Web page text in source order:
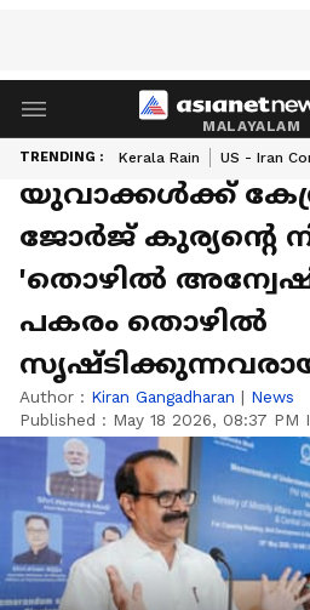
MALAYALAM
TRENDING : Kerala Rain US - Iran
യുവാക്കൾക്ക്
ജോർജ് കുര്യൻ്റെ
'തൊഴില്‍
പകരം തൊഴിൽ
Author : Kiran Gangadharan | News
Published : May 18 2026, 08:37 PM